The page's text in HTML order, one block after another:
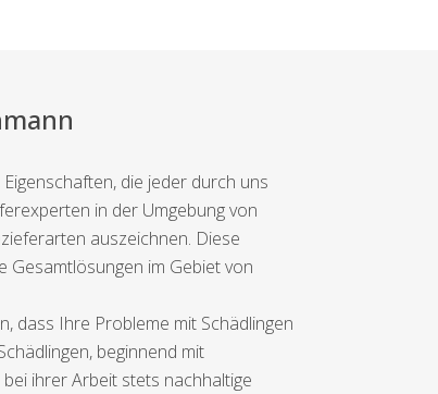
die jeder durch uns
in der Umgebung von
auszeichnen. Diese
Gesamtlösungen im Gebiet von
dass Ihre Probleme mit Schädlingen
beginnend mit
ihrer Arbeit stets nachhaltige